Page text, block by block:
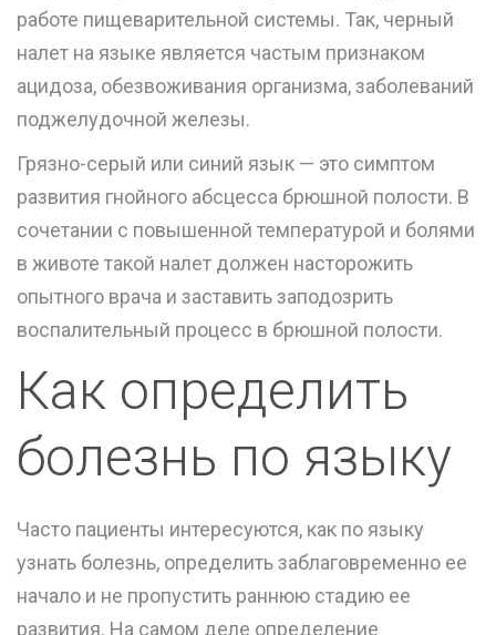
работе пищеварительной системы. Так, черный
налет на языке является частым признаком
ацидоза, обезвоживания организма, заболеваний
поджелудочной железы.
Грязно-серый или синий язык — это симптом
развития гнойного абсцесса брюшной полости. В
сочетании с повышенной температурой и болями
в животе такой налет должен насторожить
опытного врача и заставить заподозрить
воспалительный процесс в брюшной полости.
Как определить
болезнь по языку
Часто пациенты интересуются, как по языку
узнать болезнь, определить заблаговременно ее
начало и не пропустить раннюю стадию ее
развития. На самом деле определение